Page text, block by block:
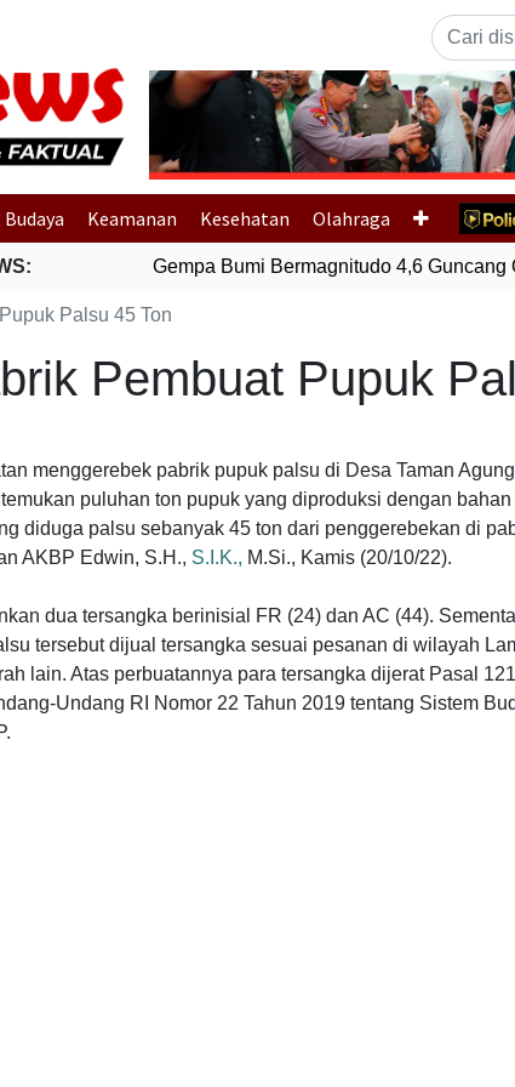
Previous
Keamanan Kesehatan Olahraga
Gempa Bumi Bermagnitudo 4,6 Guncang
Palsu 45 Ton
Pembuat Pupuk
menggerebek pabrik pupuk palsu di Desa Taman
puluhan ton pupuk yang diproduksi dengan
diduga palsu sebanyak 45 ton dari penggerebekan di
AKBP Edwin, S.H., S.I.K., M.Si., Kamis (20/10/22).
dua tersangka berinisial FR (24) dan AC (44).
tersebut dijual tersangka sesuai pesanan di wilayah
lain. Atas perbuatannya para tersangka dijerat Pasal
Undang RI Nomor 22 Tahun 2019 tentang Sistem